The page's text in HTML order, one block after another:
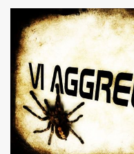
n
t
i